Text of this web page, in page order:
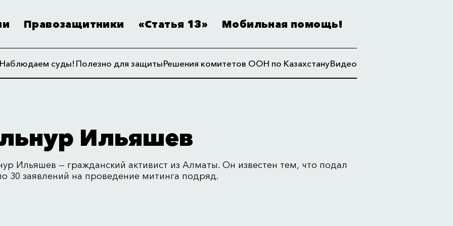
Правозащитники «Статья 13» Мобильная помощь!
Наблюдаем суды! Полезно для защитыРешения комитетов ООН по КазахстануВидео
Ильяшев
Ильяшев — гражданский активист из Алматы. Он известен тем, что подал
30 заявлений на проведение митинга подряд.